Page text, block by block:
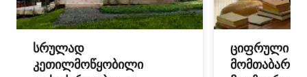
სრულად
კეთილმოწყობილი
ციფრული